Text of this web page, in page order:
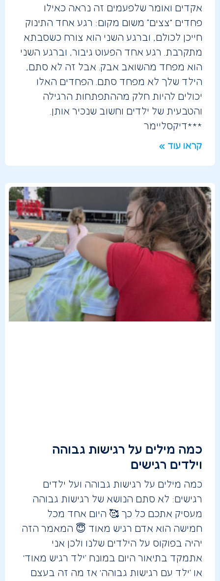
אקדים ואומר שלפעמים זה נראה כאילו
פחדים “צצים” משום מקום: רגע אחד התינוק
חייכן לכולם, וברגע השני הוא צורח כשסבתא
מתקרבת. רגע אחד הפעוט גיבור, וברגע השני
הוא מפחד מהשואב אבק. אבל זה לא סתם,
הילד שלך לא מפחד סתם. הפחדים האלו
יכולים להיות חלק מההתפתחות הרגילה
והטבעית של ילדים וחשוב שנכיר אותן.
***דיקסליימר
קראו עוד »
כמה מילים על רגישות גבוהה
וילדים רגישים
כמה מילים על רגישות גבוהה ועל ילדים
רגישים: לא סתם הנושא של רגישות גבוהה
מעסיק אתכם כל כך 🥰 היום אחד מכל
חמישה הוא אדם רגיש מאוד 😇 המאמר הזה
יהיה בפוקוס על הילדים שלנו ולכן אני
אתמקד בתיאור היום במונח ‘ילד רגיש מאוד’
או ‘ילד עם רגישות גבוהה’ אז מה זה בעצם